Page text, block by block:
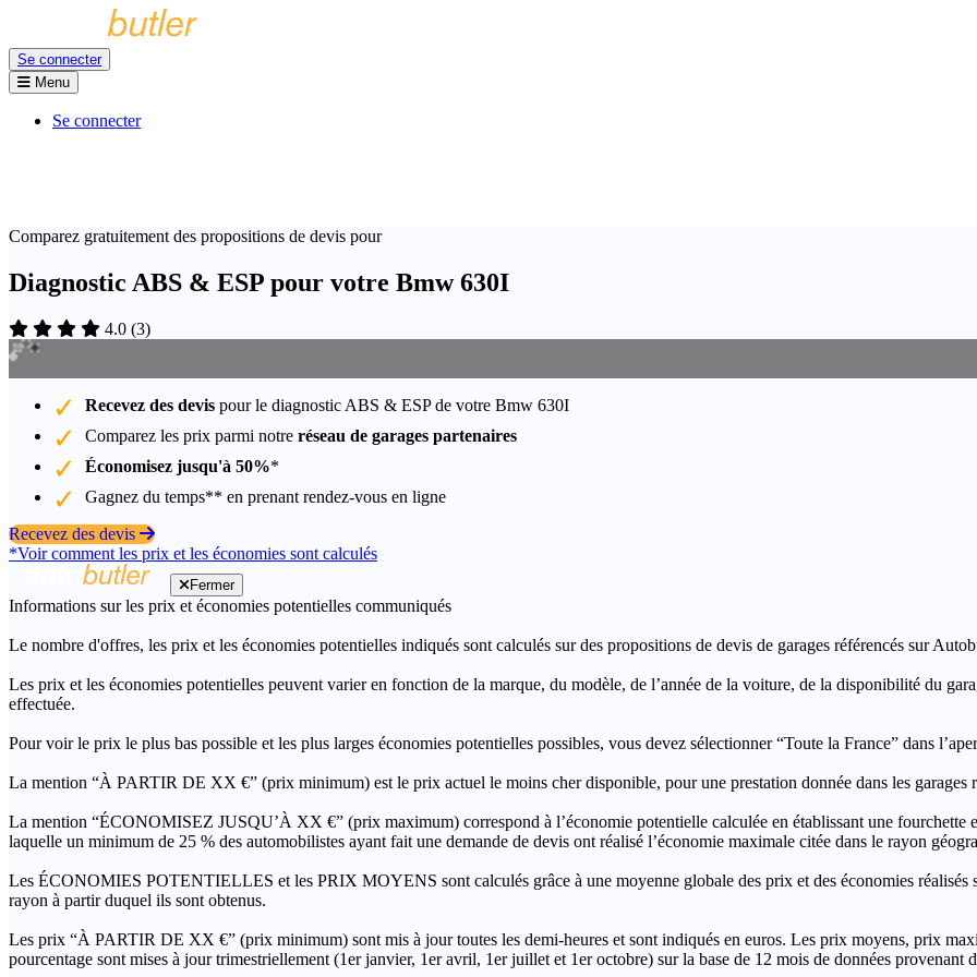
Se connecter
Menu
Se connecter
Comparez gratuitement des propositions de devis pour
Diagnostic ABS & ESP pour votre Bmw 630I
4.0 (3)
Recevez des devis pour le diagnostic ABS & ESP de votre Bmw 630I
Comparez les prix parmi notre réseau de garages partenaires
Économisez jusqu'à 50%*
Gagnez du temps** en prenant rendez-vous en ligne
Recevez des devis
*Voir comment les prix et les économies sont calculés
Fermer
Informations sur les prix et économies potentielles communiqués
Le nombre d'offres, les prix et les économies potentielles indiqués sont calculés sur des propositions de devis de garages référencés sur
Les prix et les économies potentielles peuvent varier en fonction de la marque, du modèle, de l’année de la voiture, de la disponibilité du
effectuée.
Pour voir le prix le plus bas possible et les plus larges économies potentielles possibles, vous devez sélectionner “Toute la France” dans
La mention “À PARTIR DE XX €” (prix minimum) est le prix actuel le moins cher disponible, pour une prestation donnée dans les garages
La mention “ÉCONOMISEZ JUSQU’À XX €” (prix maximum) correspond à l’économie potentielle calculée en établissant une fourchette
laquelle un minimum de 25 % des automobilistes ayant fait une demande de devis ont réalisé l’économie maximale citée dans le rayon
Les ÉCONOMIES POTENTIELLES et les PRIX MOYENS sont calculés grâce à une moyenne globale des prix et des économies réalisés
rayon à partir duquel ils sont obtenus.
Les prix “À PARTIR DE XX €” (prix minimum) sont mis à jour toutes les demi-heures et sont indiqués en euros. Les prix moyens, prix
pourcentage sont mises à jour trimestriellement (1er janvier, 1er avril, 1er juillet et 1er octobre) sur la base de 12 mois de données provenant